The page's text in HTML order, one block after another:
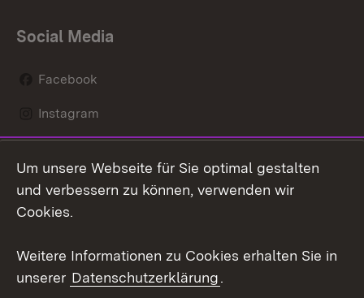
Social Media
Facebook
Instagram
Mastodon
Youtube
Kontakt
Datenschutz
Um unsere Webseite für Sie optimal gestalten
und verbessern zu können, verwenden wir
Cookies.
Weitere Informationen zu Cookies erhalten Sie in
unserer Datenschutzerklärung.